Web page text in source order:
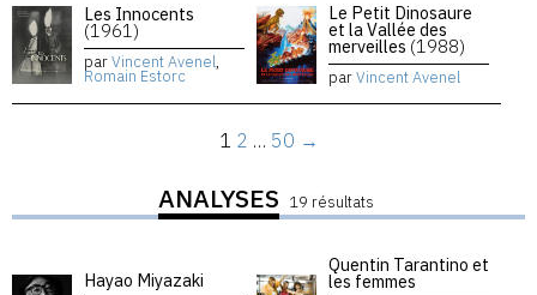
Les Innocents
(1961)
parVincent Avenel,
Romain Estorc
Le Petit Dinosaure
et la Vallée des
merveilles (1988)
parVincent Avenel
1 2 … 50 →
ANALYSES 19 résultats
Hayao Miyazaki
Quentin Tarantino et
les femmes